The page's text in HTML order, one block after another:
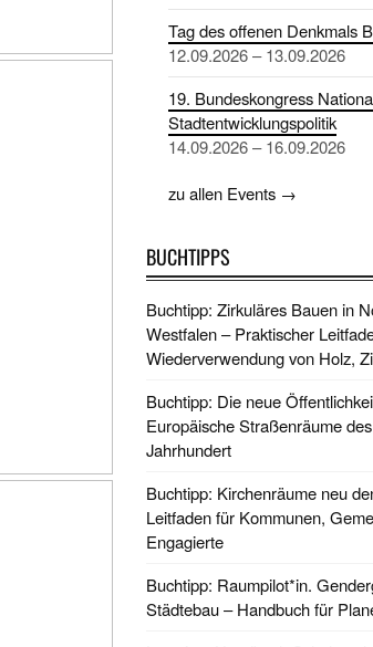
Tag des offenen Denkmals
12.09.2026 – 13.09.2026
19. Bundeskongress
Stadtentwicklungspolitik
14.09.2026 – 16.09.2026
zu allen Events →
BUCHTIPPS
Buchtipp: Zirkuläres Bauen in
Westfalen – Praktischer
Wiederverwendung von Holz,
Buchtipp: Die neue
Europäische Straßenräume
Jahrhundert
Buchtipp: Kirchenräume neu
Leitfaden für Kommunen,
Engagierte
Buchtipp: Raumpilot*in.
Städtebau – Handbuch für